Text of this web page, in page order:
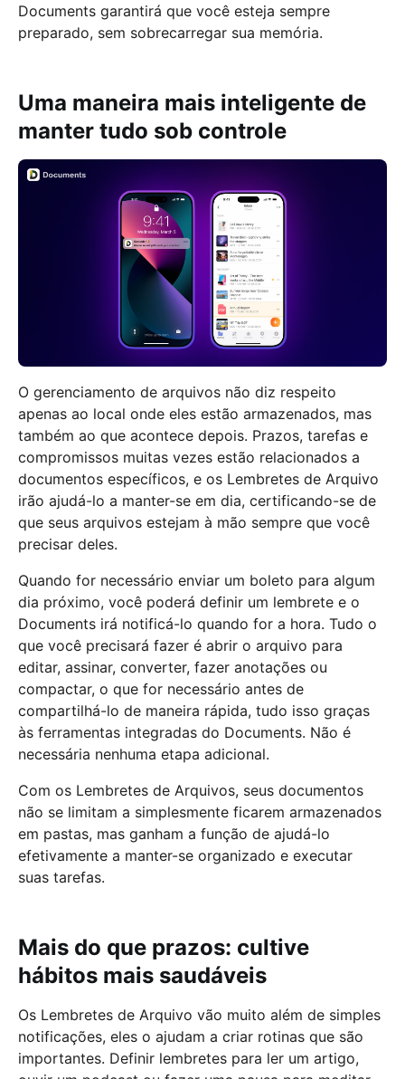
Documents garantirá que você esteja sempre
preparado, sem sobrecarregar sua memória.
Uma maneira mais inteligente de
manter tudo sob controle
O gerenciamento de arquivos não diz respeito
apenas ao local onde eles estão armazenados, mas
também ao que acontece depois. Prazos, tarefas e
compromissos muitas vezes estão relacionados a
documentos específicos, e os Lembretes de Arquivo
irão ajudá-lo a manter-se em dia, certificando-se de
que seus arquivos estejam à mão sempre que você
precisar deles.
Quando for necessário enviar um boleto para algum
dia próximo, você poderá definir um lembrete e o
Documents irá notificá-lo quando for a hora. Tudo o
que você precisará fazer é abrir o arquivo para
editar, assinar, converter, fazer anotações ou
compactar, o que for necessário antes de
compartilhá-lo de maneira rápida, tudo isso graças
às ferramentas integradas do Documents. Não é
necessária nenhuma etapa adicional.
Com os Lembretes de Arquivos, seus documentos
não se limitam a simplesmente ficarem armazenados
em pastas, mas ganham a função de ajudá-lo
efetivamente a manter-se organizado e executar
suas tarefas.
Mais do que prazos: cultive
hábitos mais saudáveis
Os Lembretes de Arquivo vão muito além de simples
notificações, eles o ajudam a criar rotinas que são
importantes. Definir lembretes para ler um artigo,